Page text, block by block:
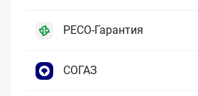
РЕСО-Гарантия
СОГАЗ